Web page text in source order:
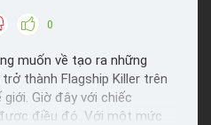
0
muốn về tạo ra những
thành Flagship Killer trên
Giờ đây với chiếc
điều đó. Với một mức